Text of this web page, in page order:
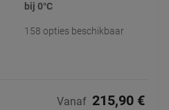
bij 0°C
158 opties beschikbaar
Vanaf 215,90 €